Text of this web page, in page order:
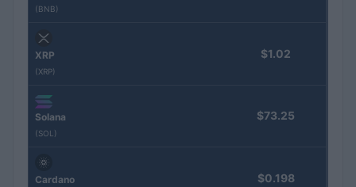
(BNB)
XRP
(XRP)
$1.02
Solana
(SOL)
$73.25
Cardano $0.198